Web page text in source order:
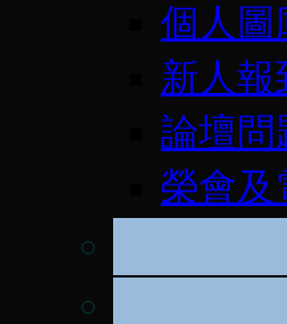
個人圖
新人報
論壇問
榮會及